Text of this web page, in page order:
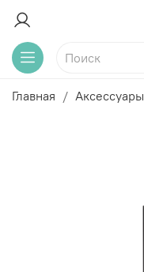
Главная Аксессуары